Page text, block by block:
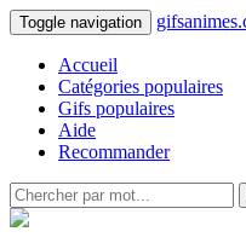
Toggle navigation
Accueil
Catégories populaires
Gifs populaires
Aide
Recommander